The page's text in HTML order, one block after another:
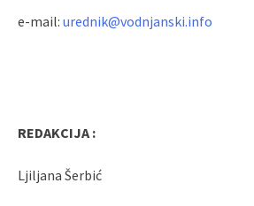
e-mail: urednik@vodnjanski.info
REDAKCIJA :
Ljiljana Šerbić